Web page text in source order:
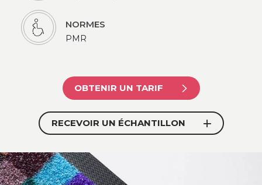
NORMES
PMR
OBTENIR UN TARIF
RECEVOIR UN ÉCHANTILLON